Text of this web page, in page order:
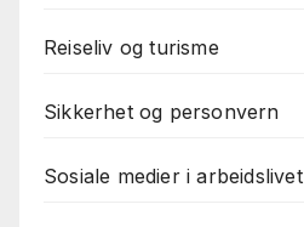
Reiseliv og turisme
Sikkerhet og personvern
Sosiale medier i arbeidslivet